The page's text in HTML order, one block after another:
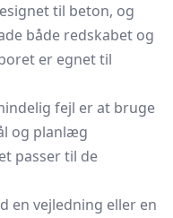
til beton, og
både redskabet og
er egnet til
fejl er at bruge
og planlæg
passer til de
en vejledning eller en